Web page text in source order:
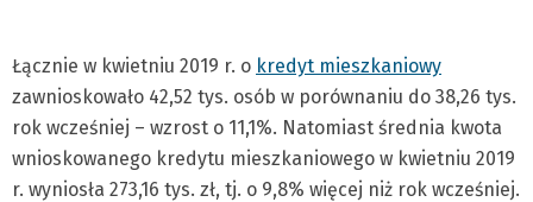
Łącznie w kwietniu 2019 r. o kredyt mieszkaniowy
zawnioskowało 42,52 tys. osób w porównaniu do 38,26 tys.
rok wcześniej – wzrost o 11,1%. Natomiast średnia kwota
wnioskowanego kredytu mieszkaniowego w kwietniu 2019
r. wyniosła 273,16 tys. zł, tj. o 9,8% więcej niż rok wcześniej.